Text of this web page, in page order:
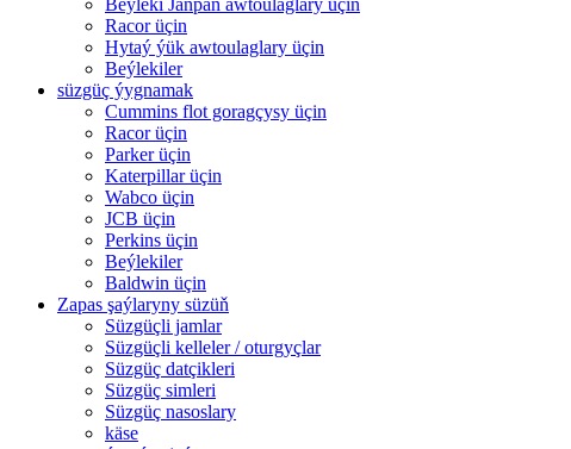
Racor üçin
Hytaý ýük awtoulaglary üçin
Beýlekiler
süzgüç ýygnamak
Cummins flot goragçysy üçin
Racor üçin
Parker üçin
Katerpillar üçin
Wabco üçin
JCB üçin
Perkins üçin
Beýlekiler
Baldwin üçin
Zapas şaýlaryny süzüň
Süzgüçli jamlar
Süzgüçli kelleler / oturgyçlar
Süzgüç datçikleri
Süzgüç simleri
Süzgüç nasoslary
käse